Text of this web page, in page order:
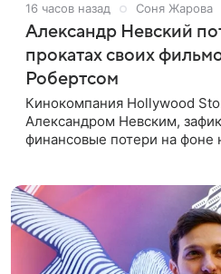
16 часов назад Соня Жарова
Александр Невский
прокатах своих
Робертсом
Кинокомпания Hollywood
Александром Невским,
финансовые потери на фоне